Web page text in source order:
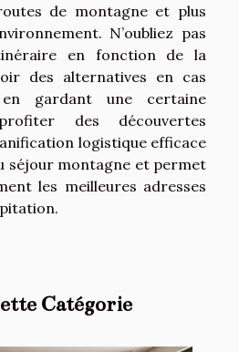
de montagne et plus
N’oubliez pas
en fonction de la
des alternatives en cas
en gardant une certaine
des découvertes
logistique efficace
séjour montagne et permet
les meilleures adresses
Catégorie